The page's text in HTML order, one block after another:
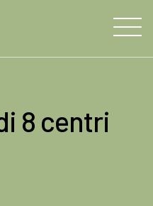
8 centri